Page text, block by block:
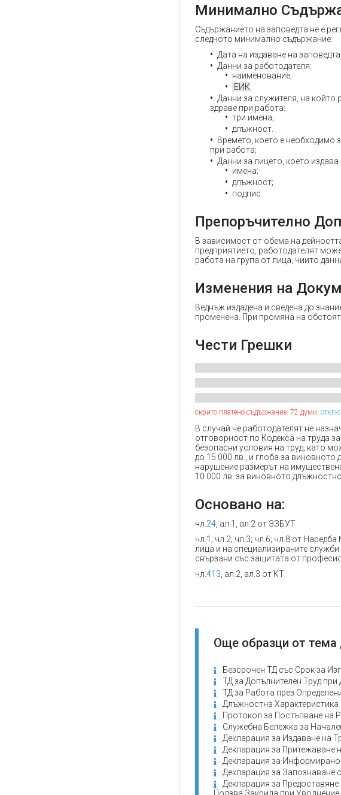
Минимално
Съдържанието на заповедта не е
следното минимално съдържание:
Дата на издаване на заповедта;
Данни за работодателя:
наименование;
ЕИК.
Данни за служителя, на който
здраве при работа:
три имена;
длъжност.
Времето, което е необходимо
при работа;
Данни за лицето, което
имена;
длъжност;
подпис.
Препоръчително
В зависимост от обема на
предприятието, работодателят
работа на група от лица, чиито
Изменения на
Веднъж издадена и сведена до
променена. При промяна на
Чести Грешки
скрито платено съдържание: 72 думи;
В случай че работодателят не
отговорност по Кодекса на труда
безопасни условия на труд, като
до 15 000 лв., и глоба за
нарушение размерът на
10 000 лв. за виновното
Основано на:
чл.24, ал.1, ал.2 от ЗЗБУТ
чл.1; чл.2; чл.3; чл.6; чл.8 от
лица и на специализираните
свързани със защитата от
чл.413, ал.2, ал.3 от КТ
Още образци от тема
Безсрочен ТД със Срок за
ТД за Допълнителен Труд при
ТД за Работа през
Длъжностна Характеристика
Протокол за Постъпване на
Служебна Бележка за
Декларация за Издаване на
Декларация за Притежаване
Декларация за
Декларация за Запознаване
Декларация за